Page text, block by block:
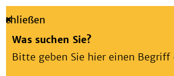
Schließen
Was suchen Sie?
Bitte geben Sie hier einen Begriff